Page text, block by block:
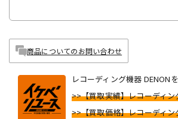
商品についてのお問い合わせ
レコーディング機器 DENON
>>【買取実績】レコーディン
>>【買取価格】レコーディン